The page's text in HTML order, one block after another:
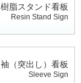
樹脂スタンド看板
Resin Stand Sign
袖（突出し）看板
Sleeve Sign